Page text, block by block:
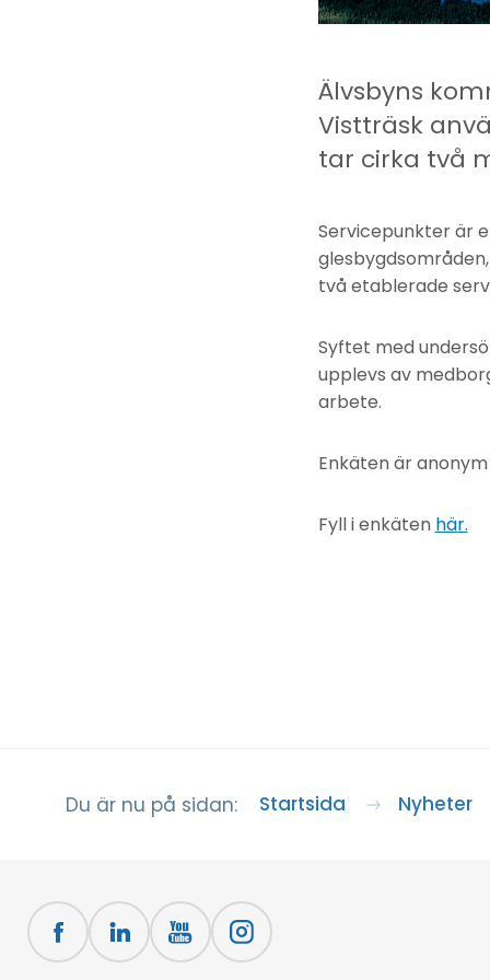
Älvsbyns
Vistträsk
tar cirka två
Servicepunkter är
två etablerade
Syftet med
upplevs av
arbete.
Enkäten är
Fyll i enkäten här.
Du är nu på sidan: Startsida Nyheter